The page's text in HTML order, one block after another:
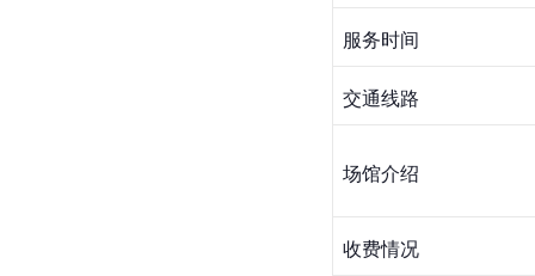
服务时间
交通线路
场馆介绍
收费情况